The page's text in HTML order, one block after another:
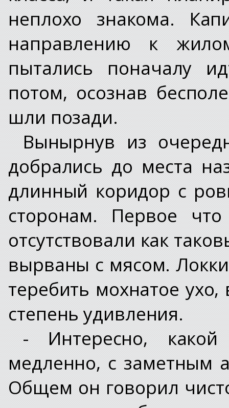
неплохо знакома.
направлению к
пытались поначалу
потом, осознав
шли позади.
Вынырнув из
добрались до места
длинный коридор с
сторонам. Первое
отсутствовали как
вырваны с мясом.
теребить мохнатое
степень удивления.
- Интересно,
медленно, с заметным
Общем он говорил